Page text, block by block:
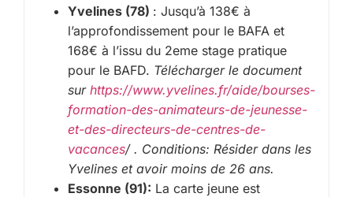
Yvelines (78) : Jusqu’à 138€ à
l’approfondissement pour le BAFA et
168€ à l’issu du 2eme stage pratique
pour le BAFD. Télécharger le document
sur https://www.yvelines.fr/aide/bourses-
formation-des-animateurs-de-jeunesse-
et-des-directeurs-de-centres-de-
vacances/ . Conditions: Résider dans les
Yvelines et avoir moins de 26 ans.
Essonne (91): La carte jeune est